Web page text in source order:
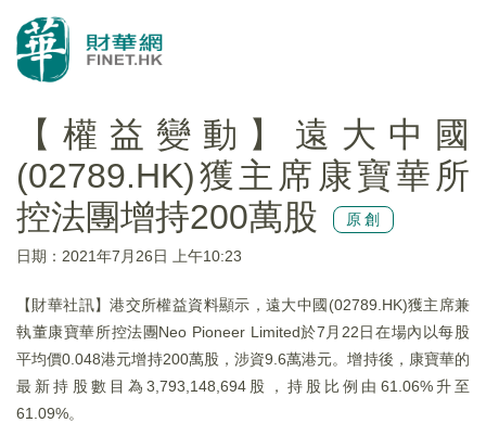
【權益變動】遠大中國
(02789.HK)獲主席康寶華所
控法團增持200萬股
原創
日期：2021年7月26日 上午10:23
【財華社訊】港交所權益資料顯示，遠大中國(02789.HK)獲主席兼
執董康寶華所控法團Neo Pioneer Limited於7月22日在場內以每股
平均價0.048港元增持200萬股，涉資9.6萬港元。增持後，康寶華的
最新持股數目為3,793,148,694股，持股比例由61.06%升至
61.09%。